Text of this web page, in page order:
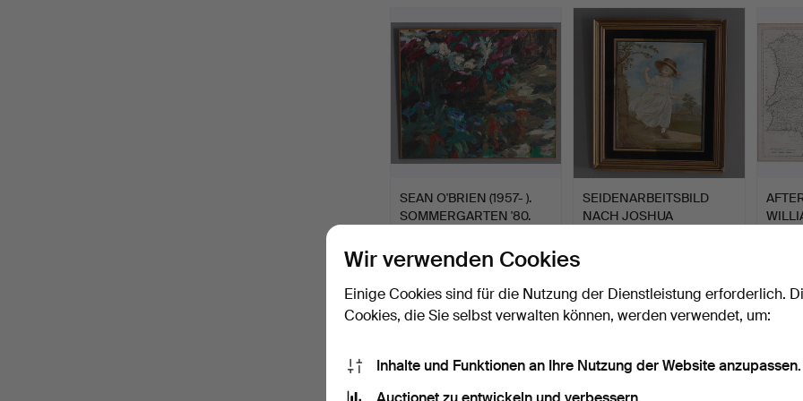
Objekt
SEAN O'BRIEN (1957- ).
SOMMERGARTEN '80.
6 Gebote
SEIDENARBEITSBILD
NACH JOSHUA
Wir verwenden Cookies
Einige Cookies sind für die Nutzung der Dienstleistung erforderlich.
Cookies, die Sie selbst verwalten können, werden verwendet, um:
Inhalte und Funktionen an Ihre Nutzung der Website anzupassen.